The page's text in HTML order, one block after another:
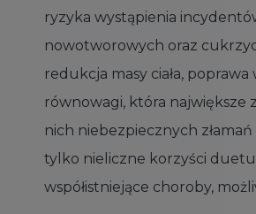
ryzyka wystąpienia
nowotworowych oraz
redukcja masy ciała,
równowagi, która największe
nich niebezpiecznych
tylko nieliczne korzyści duetu
współistniejące choroby,